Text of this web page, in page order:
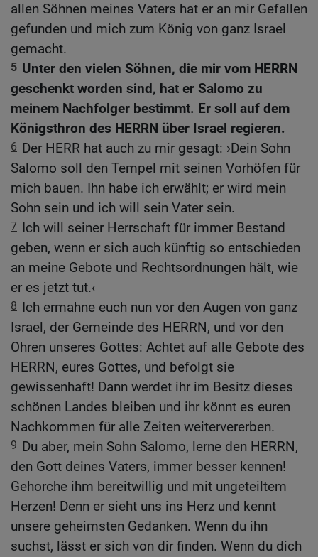
allen Söhnen meines Vaters hat er an mir Gefallen
gefunden und mich zum König von ganz Israel
gemacht.
5 Unter den vielen Söhnen, die mir vom HERRN
geschenkt worden sind, hat er Salomo zu
meinem Nachfolger bestimmt. Er soll auf dem
Königsthron des HERRN über Israel regieren.
6 Der HERR hat auch zu mir gesagt: ›Dein Sohn
Salomo soll den Tempel mit seinen Vorhöfen für
mich bauen. Ihn habe ich erwählt; er wird mein
Sohn sein und ich will sein Vater sein.
7 Ich will seiner Herrschaft für immer Bestand
geben, wenn er sich auch künftig so entschieden
an meine Gebote und Rechtsordnungen hält, wie
er es jetzt tut.‹
8 Ich ermahne euch nun vor den Augen von ganz
Israel, der Gemeinde des HERRN, und vor den
Ohren unseres Gottes: Achtet auf alle Gebote des
HERRN, eures Gottes, und befolgt sie
gewissenhaft! Dann werdet ihr im Besitz dieses
schönen Landes bleiben und ihr könnt es euren
Nachkommen für alle Zeiten weitervererben.
9 Du aber, mein Sohn Salomo, lerne den HERRN,
den Gott deines Vaters, immer besser kennen!
Gehorche ihm bereitwillig und mit ungeteiltem
Herzen! Denn er sieht uns ins Herz und kennt
unsere geheimsten Gedanken. Wenn du ihn
suchst, lässt er sich von dir finden. Wenn du dich